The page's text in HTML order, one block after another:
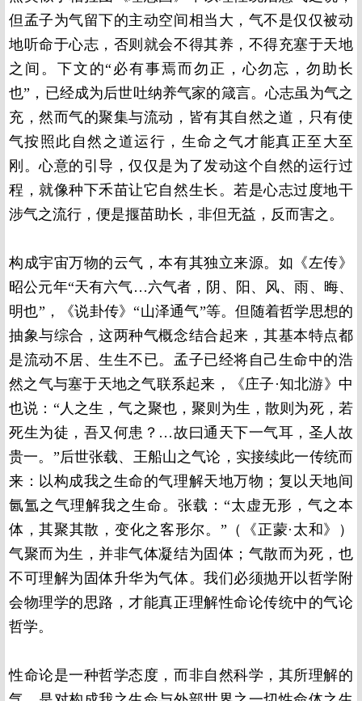
但孟子为气留下的主动空间相当大，气不是仅仅被动
地听命于心志，否则就会不得其养，不得充塞于天地
之间。下文的“必有事焉而勿正，心勿忘，勿助长
也”，已经成为后世吐纳养气家的箴言。心志虽为气之
充，然而气的聚集与流动，皆有其自然之道，只有使
气按照此自然之道运行，生命之气才能真正至大至
刚。心意的引导，仅仅是为了发动这个自然的运行过
程，就像种下禾苗让它自然生长。若是心志过度地干
涉气之流行，便是揠苗助长，非但无益，反而害之。
构成宇宙万物的云气，本有其独立来源。如《左传》
昭公元年“天有六气…六气者，阴、阳、风、雨、晦、
明也”，《说卦传》“山泽通气”等。但随着哲学思想的
抽象与综合，这两种气概念结合起来，其基本特点都
是流动不居、生生不已。孟子已经将自己生命中的浩
然之气与塞于天地之气联系起来，《庄子·知北游》中
也说：“人之生，气之聚也，聚则为生，散则为死，若
死生为徒，吾又何患？…故曰通天下一气耳，圣人故
贵一。”后世张载、王船山之气论，实接续此一传统而
来：以构成我之生命的气理解天地万物；复以天地间
氤氲之气理解我之生命。张载：“太虚无形，气之本
体，其聚其散，变化之客形尔。”（《正蒙·太和》）
气聚而为生，并非气体凝结为固体；气散而为死，也
不可理解为固体升华为气体。我们必须抛开以哲学附
会物理学的思路，才能真正理解性命论传统中的气论
哲学。
性命论是一种哲学态度，而非自然科学，其所理解的